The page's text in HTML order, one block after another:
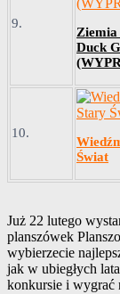
9.
Duck
10.
Świat
Już 22 lutego
planszówek
wybierzecie
jak w ubiegłych
konkursie i wygrać